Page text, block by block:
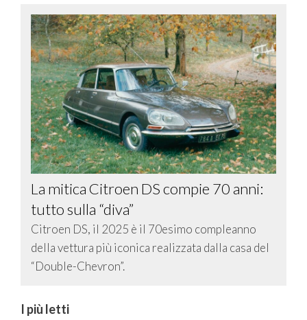
La mitica Citroen DS compie 70 anni:
tutto sulla “diva”
Citroen DS, il 2025 è il 70esimo compleanno
della vettura più iconica realizzata dalla casa del
“Double-Chevron”.
I più letti